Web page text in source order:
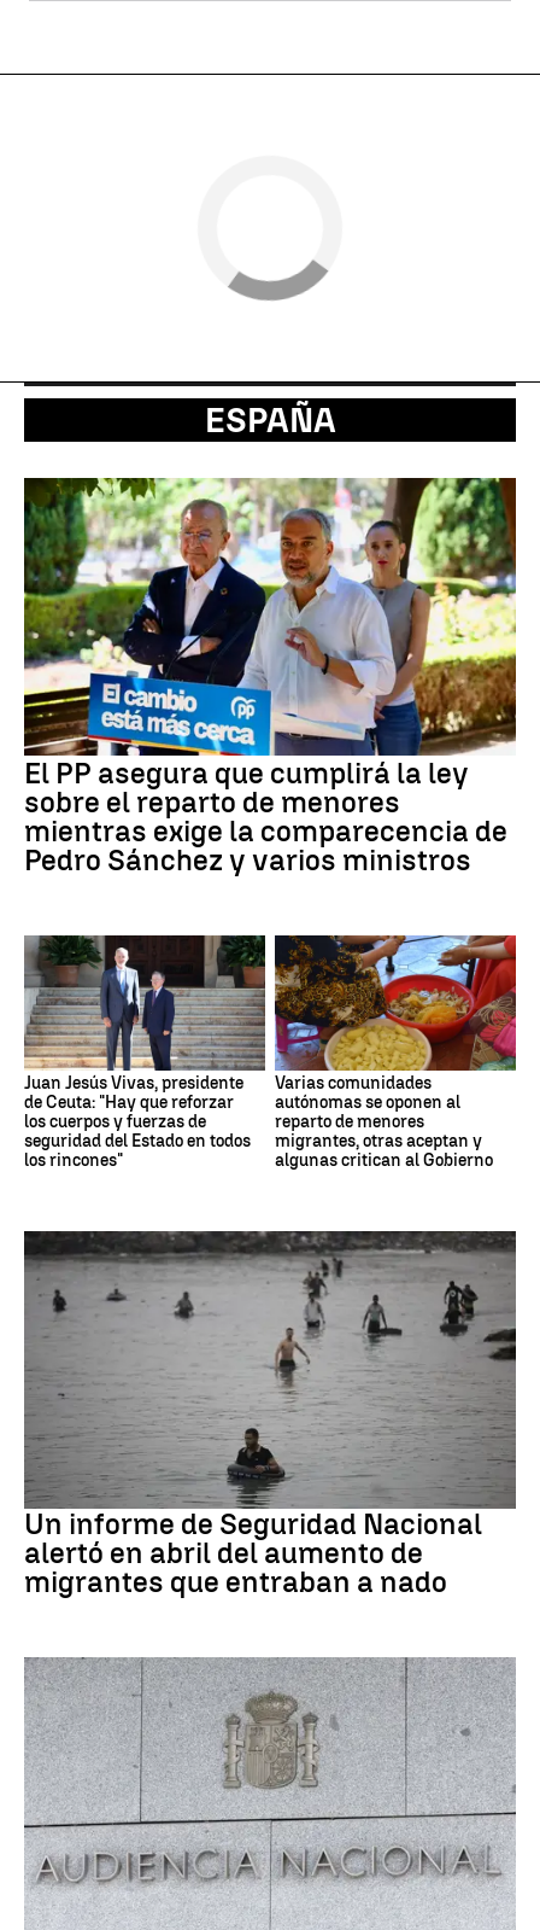
ESPAÑA
El PP asegura que cumplirá la ley
sobre el reparto de menores
mientras exige la comparecencia de
Pedro Sánchez y varios ministros
Juan Jesús Vivas, presidente
de Ceuta: "Hay que reforzar
los cuerpos y fuerzas de
seguridad del Estado en todos
los rincones"
Varias comunidades
autónomas se oponen al
reparto de menores
migrantes, otras aceptan y
algunas critican al Gobierno
Ceuta
Un informe de Seguridad Nacional
alertó en abril del aumento de
migrantes que entraban a nado
Caso Koldo